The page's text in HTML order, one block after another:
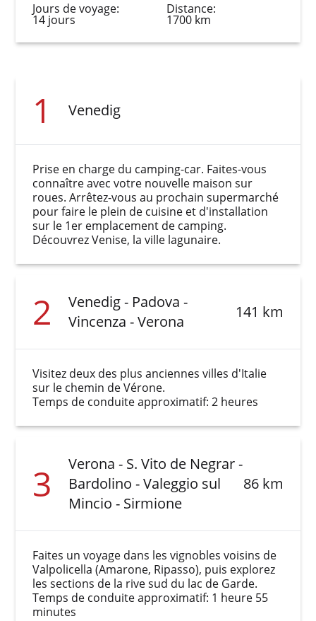
Jours de voyage:
14 jours
Distance:
1700 km
1 Venedig
Prise en charge du camping-car. Faites-vous
connaître avec votre nouvelle maison sur
roues. Arrêtez-vous au prochain supermarché
pour faire le plein de cuisine et d'installation
sur le 1er emplacement de camping.
Découvrez Venise, la ville lagunaire.
2
Venedig - Padova -
Vincenza - Verona
141 km
Visitez deux des plus anciennes villes d'Italie
sur le chemin de Vérone.
Temps de conduite approximatif: 2 heures
3
Verona - S. Vito de Negrar -
Bardolino - Valeggio sul
Mincio - Sirmione
86 km
Faites un voyage dans les vignobles voisins de
Valpolicella (Amarone, Ripasso), puis explorez
les sections de la rive sud du lac de Garde.
Temps de conduite approximatif: 1 heure 55
minutes